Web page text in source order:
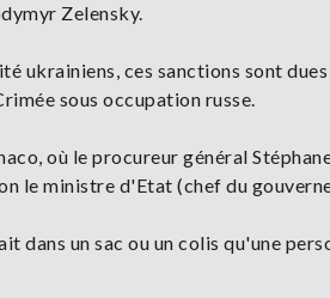
Zelensky.
ukrainiens, ces sanctions sont
sous occupation russe.
où le procureur général
le ministre d'Etat (chef du
un sac ou un colis qu'une